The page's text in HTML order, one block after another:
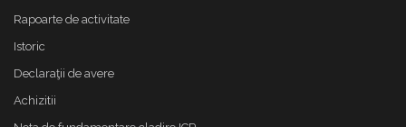
Rapoarte de activitate
Istoric
Declaraţii de avere
Achizitii